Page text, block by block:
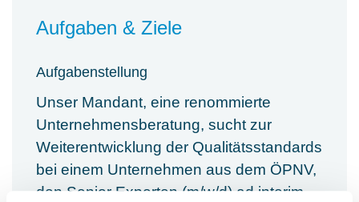
Aufgaben & Ziele
Aufgabenstellung
Unser Mandant, eine renommierte
Unternehmensberatung, sucht zur
Weiterentwicklung der Qualitätsstandards
bei einem Unternehmen aus dem ÖPNV,
den Senior Experten (m/w/d) ad interim,